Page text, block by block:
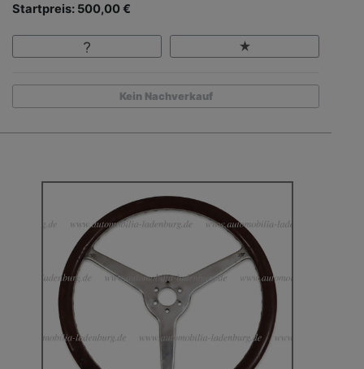
Startpreis: 500,00 €
Kein Nachverkauf